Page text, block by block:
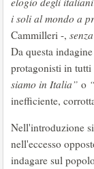
i soli al mondo a
Cammilleri -,
Da questa
protagonisti in tutti
siamo in Italia” o
inefficiente,
Nell'introduzione
nell'eccesso
indagare sul